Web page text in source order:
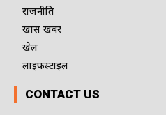
राजनीति
खास खबर
खेल
लाइफस्टाइल
CONTACT US